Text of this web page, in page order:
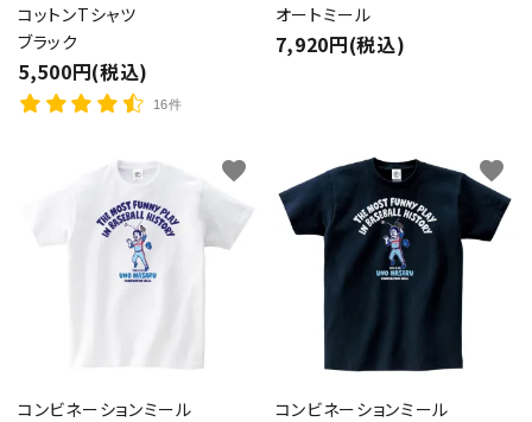
コットンTシャツ
ブラック
5,500円(税込)
16件
オートミール
7,920円(税込)
コンビネーションミール
favorite
コンビネーションミール
favorite